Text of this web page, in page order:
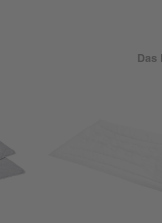
Das